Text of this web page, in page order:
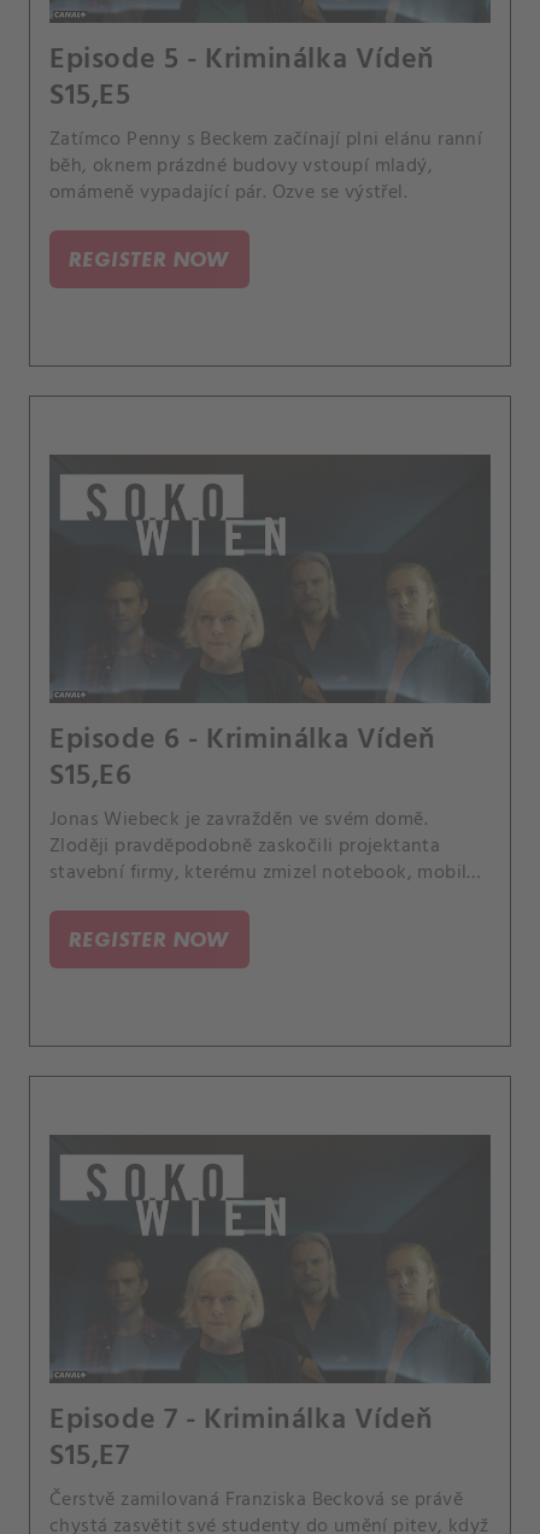
Episode 5 - Kriminálka Vídeň
S15,E5
Zatímco Penny s Beckem začínají plni elánu ranní
běh, oknem prázdné budovy vstoupí mladý,
omámeně vypadající pár. Ozve se výstřel.
REGISTER NOW
Episode 6 - Kriminálka Vídeň
S15,E6
Jonas Wiebeck je zavražděn ve svém domě.
Zloději pravděpodobně zaskočili projektanta
stavební firmy, kterému zmizel notebook, mobilní
kamer.
REGISTER NOW
Episode 7 - Kriminálka Vídeň
S15,E7
Čerstvě zamilovaná Franziska Becková se právě
chystá zasvětit své studenty do umění pitev, když